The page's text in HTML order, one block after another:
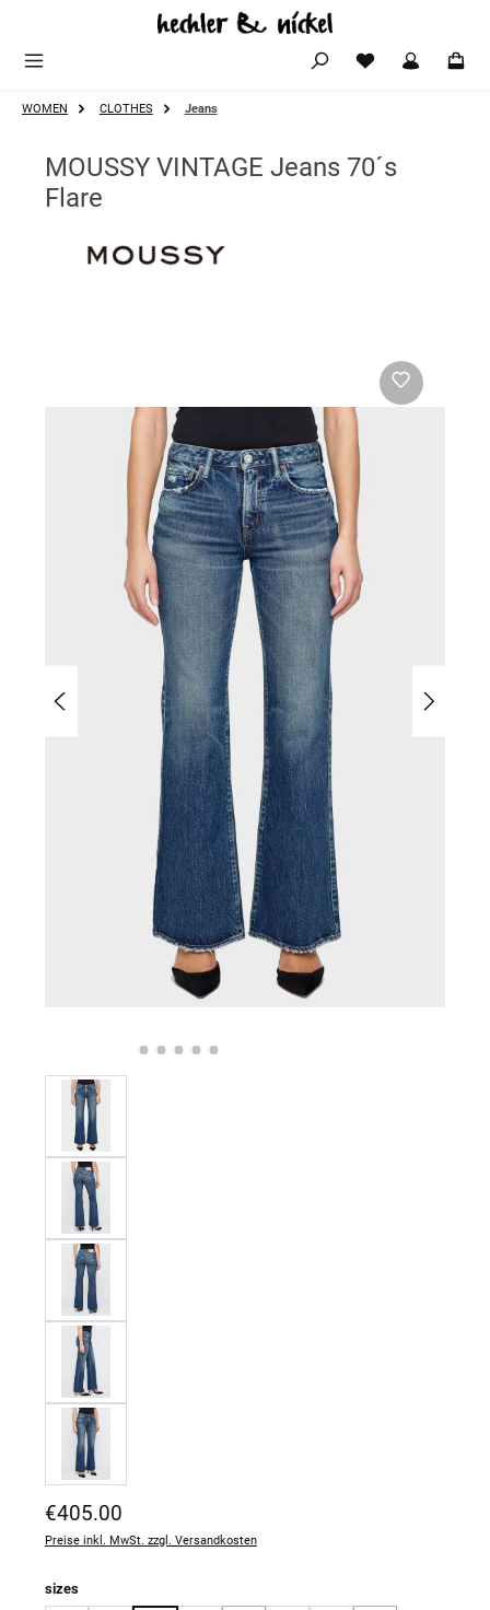
Zum Hauptinhalt springen
WOMEN CLOTHES Jeans
MOUSSY VINTAGE Jeans 70´s
Flare
Regulärer Preis:
€405.00
Preise inkl. MwSt. zzgl. Versandkosten
sizesauswählen